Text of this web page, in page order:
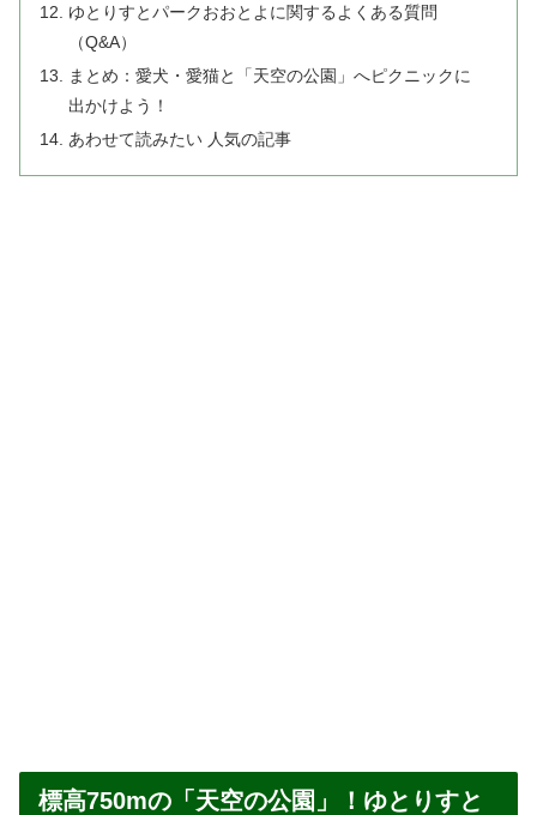
ゆとりすとパークおおとよに関するよくある質問
（Q&A）
まとめ：愛犬・愛猫と「天空の公園」へピクニックに
出かけよう！
あわせて読みたい 人気の記事
標高750mの「天空の公園」！ゆとりすと